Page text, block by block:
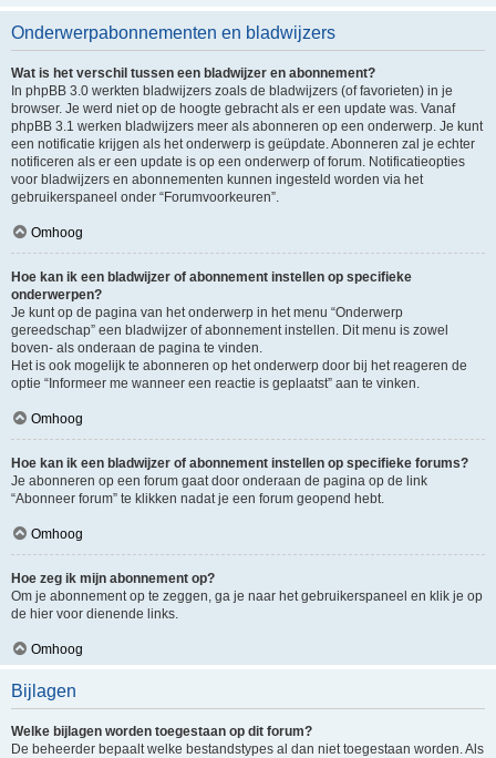
Onderwerpabonnementen en bladwijzers
Wat is het verschil tussen een bladwijzer en abonnement?
In phpBB 3.0 werkten bladwijzers zoals de bladwijzers (of favorieten) in je
browser. Je werd niet op de hoogte gebracht als er een update was. Vanaf
phpBB 3.1 werken bladwijzers meer als abonneren op een onderwerp. Je kunt
een notificatie krijgen als het onderwerp is geüpdate. Abonneren zal je echter
notificeren als er een update is op een onderwerp of forum. Notificatieopties
voor bladwijzers en abonnementen kunnen ingesteld worden via het
gebruikerspaneel onder “Forumvoorkeuren”.
Omhoog
Hoe kan ik een bladwijzer of abonnement instellen op specifieke
onderwerpen?
Je kunt op de pagina van het onderwerp in het menu “Onderwerp
gereedschap” een bladwijzer of abonnement instellen. Dit menu is zowel
boven- als onderaan de pagina te vinden.
Het is ook mogelijk te abonneren op het onderwerp door bij het reageren de
optie “Informeer me wanneer een reactie is geplaatst” aan te vinken.
Omhoog
Hoe kan ik een bladwijzer of abonnement instellen op specifieke forums?
Je abonneren op een forum gaat door onderaan de pagina op de link
“Abonneer forum” te klikken nadat je een forum geopend hebt.
Omhoog
Hoe zeg ik mijn abonnement op?
Om je abonnement op te zeggen, ga je naar het gebruikerspaneel en klik je op
de hier voor dienende links.
Omhoog
Bijlagen
Welke bijlagen worden toegestaan op dit forum?
De beheerder bepaalt welke bestandstypes al dan niet toegestaan worden. Als